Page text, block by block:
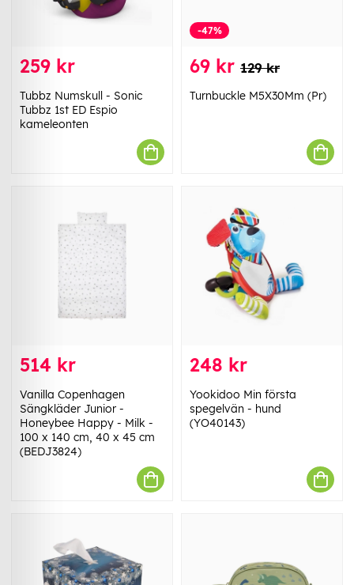
259 kr
Tubbz Numskull - Sonic
Tubbz 1st ED Espio
kameleonten
-47%
69 kr 129 kr
Turnbuckle M5X30Mm (Pr)
514 kr
Vanilla Copenhagen
Sängkläder Junior -
Honeybee Happy - Milk -
100 x 140 cm, 40 x 45 cm
(BEDJ3824)
248 kr
Yookidoo Min första
spegelvän - hund
(YO40143)